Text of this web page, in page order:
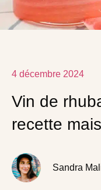
4 décembre 2024
Vin de
recette
Sandra